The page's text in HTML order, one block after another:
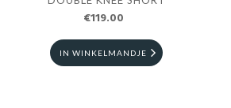
€119.00
IN WINKELMANDJE